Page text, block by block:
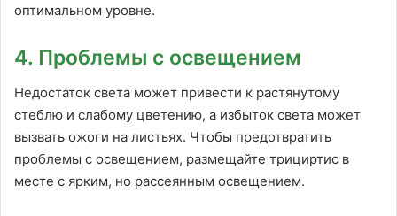
оптимальном уровне.
4. Проблемы с освещением
Недостаток света может привести к растянутому
стеблю и слабому цветению, а избыток света может
вызвать ожоги на листьях. Чтобы предотвратить
проблемы с освещением, размещайте трициртис в
месте с ярким, но рассеянным освещением.